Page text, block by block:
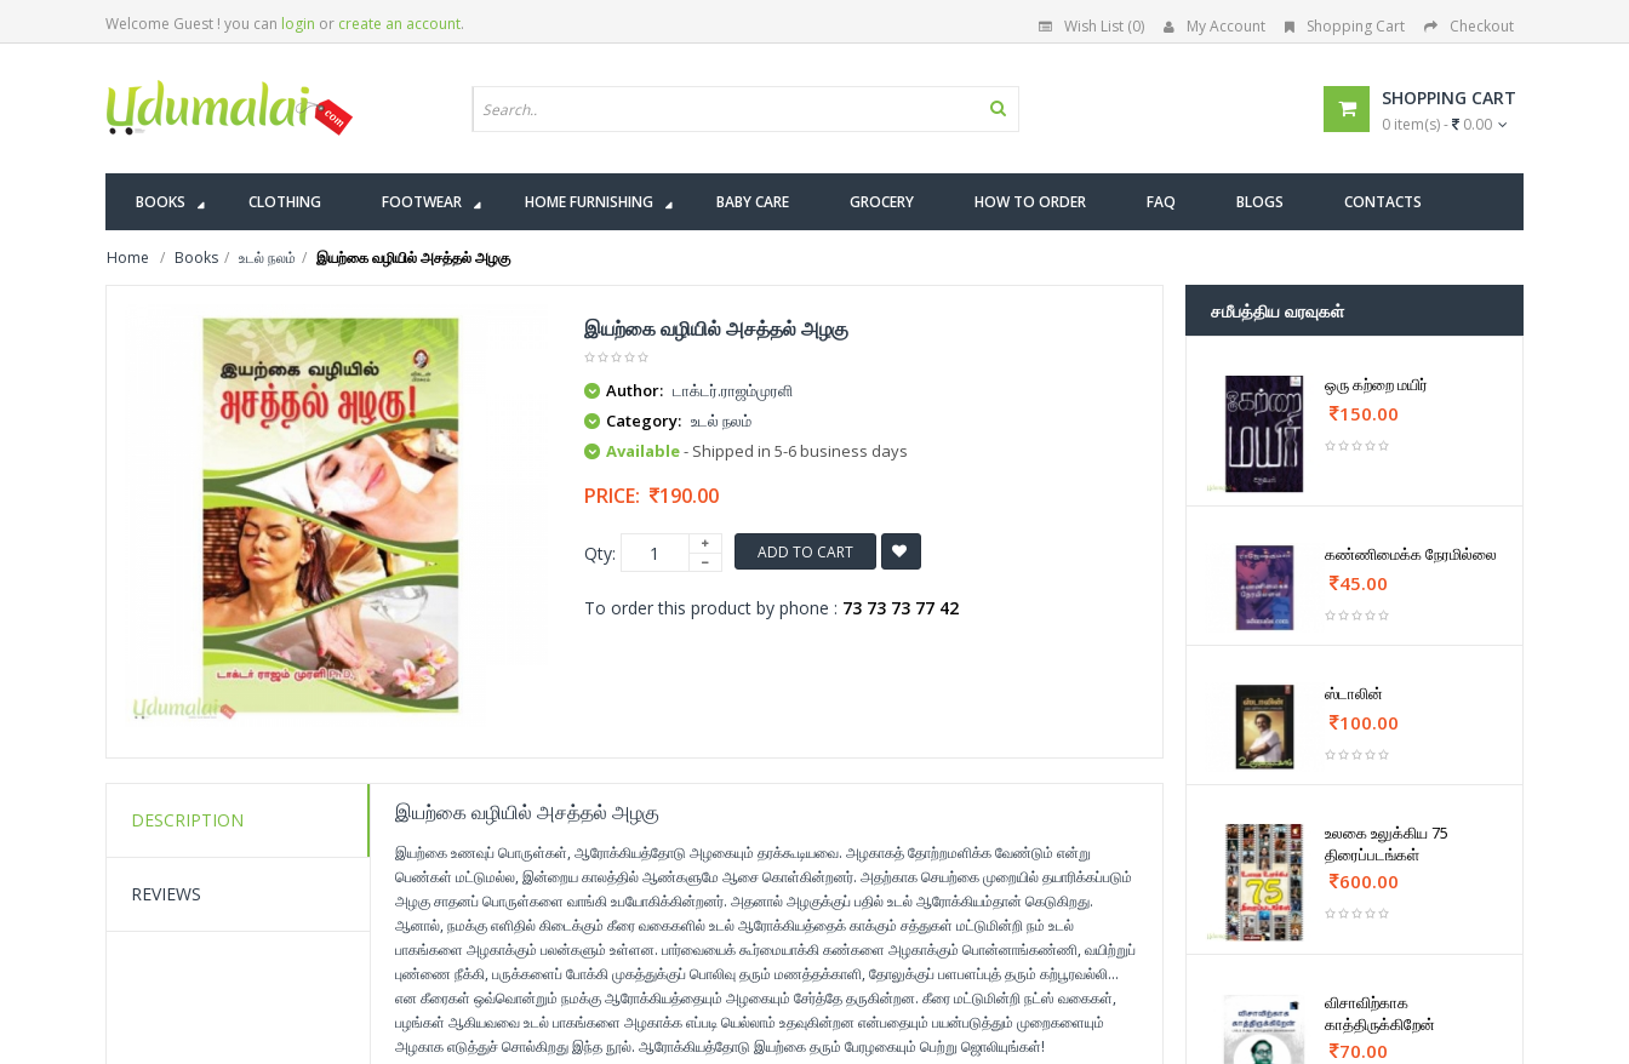
Welcome Guest ! you can login or create an account. Wish List (0) My Account Shopping Cart Checkout
SHOPPING CART
0 item(s) - 0.00
BOOKS CLOTHING FOOTWEAR HOME FURNISHING BABY CARE GROCERY HOW TO ORDER FAQ BLOGS CONTACTS
Home Books உடல் நலம் இயற்கை வழியில் அசத்தல் அழகு
இயற்கை வழியில் அசத்தல் அழகு
Author: டாக்டர்.ராஜம்முரளி
Category: உடல் நலம்
Available- Shipped in 5-6 business days
PRICE: 190.00
Qty: ADD TO CART
To order this product by phone : 73 73 73 77 42
DESCRIPTION
REVIEWS
இயற்கை வழியில் அசத்தல் அழகு
இயற்கை உணவுப் பொருள்கள், ஆரோக்கியத்தோடு அழகையும் தரக்கூடியவை. அழகாகத் தோற்றமளிக்க வேண்டும் என்று
பெண்கள் மட்டுமல்ல, இன்றைய காலத்தில் ஆண்களுமே ஆசை கொள்கின்றனர். அதற்காக செயற்கை முறையில் தயாரிக்கப்படும்
அழகு சாதனப் பொருள்களை வாங்கி உபயோகிக்கின்றனர். அதனால் அழகுக்குப் பதில் உடல் ஆரோக்கியம்தான் கெடுகிறது.
ஆனால், நமக்கு எளிதில் கிடைக்கும் கீரை வகைகளில் உடல் ஆரோக்கியத்தைக் காக்கும் சத்துகள் மட்டுமின்றி நம் உடல்
பாகங்களை அழகாக்கும் பலன்களும் உள்ளன. பார்வையைக் கூர்மையாக்கி கண்களை அழகாக்கும் பொன்னாங்கண்ணி, வயிற்றுப்
புண்ணை நீக்கி, பருக்களைப் போக்கி முகத்துக்குப் பொலிவு தரும் மணத்தக்காளி, தோலுக்குப் பளபளப்புத் தரும் கற்பூரவல்லி...
என கீரைகள் ஒவ்வொன்றும் நமக்கு ஆரோக்கியத்தையும் அழகையும் சேர்த்தே தருகின்றன. கீரை மட்டுமின்றி நட்ஸ் வகைகள்,
பழங்கள் ஆகியவவை உடல் பாகங்களை அழகாக்க எப்படி யெல்லாம் உதவுகின்றன என்பதையும் பயன்படுத்தும் முறைகளையும்
அழகாக எடுத்துச் சொல்கிறது இந்த நூல். ஆரோக்கியத்தோடு இயற்கை தரும் பேரழகையும் பெற்று ஜொலியுங்கள்!
சமீபத்திய வரவுகள்
ஒரு கற்றை மயிர்
150.00
கண்ணிமைக்க நேரமில்லை
45.00
ஸ்டாலின்
100.00
உலகை உலுக்கிய 75
திரைப்படங்கள்
600.00
விசாவிற்காக
காத்திருக்கிறேன்
70.00